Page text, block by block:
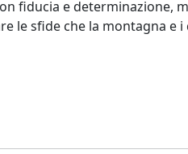
fiducia e determinazione,
le sfide che la montagna e